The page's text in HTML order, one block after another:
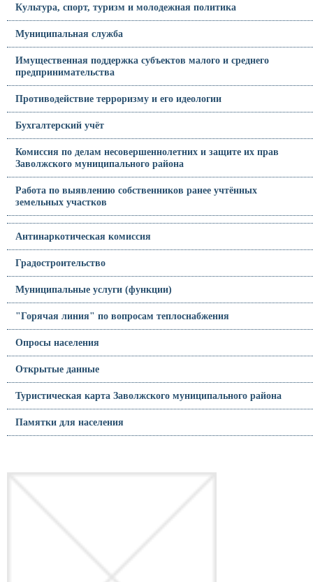
Культура, спорт, туризм и молодежная политика
Муниципальная служба
Имущественная поддержка субъектов малого и среднего
предпринимательства
Противодействие терроризму и его идеологии
Бухгалтерский учёт
Комиссия по делам несовершеннолетних и защите их прав
Заволжского муниципального района
Работа по выявлению собственников ранее учтённых
земельных участков
Антинаркотическая комиссия
Градостроительство
Муниципальные услуги (функции)
"Горячая линия" по вопросам теплоснабжения
Опросы населения
Открытые данные
Туристическая карта Заволжского муниципального района
Памятки для населения